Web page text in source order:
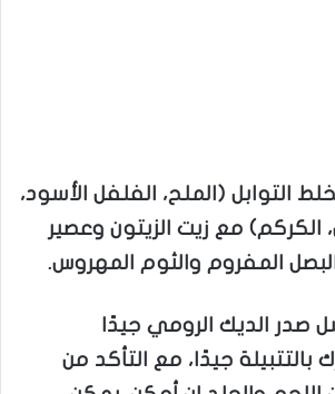
التوابل (الملح، الفلفل الأسود،
الكركم) مع زيت الزيتون وعصير
المفروم والثوم المهروس.
صدر الديك الرومي جيدًا
جيدًا، مع التأكد من